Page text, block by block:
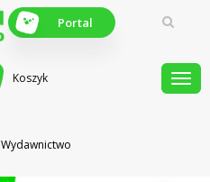
Koszyk
Portal
seniorach
Wydawnictwo